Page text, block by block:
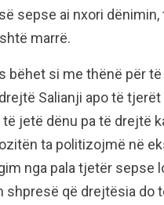
sepse ai nxori
marrë.
bëhet si me thënë për
Salianji apo të
jetë dënu pa të drejtë
ta politizojmë në
nga pala tjetër sepse
që drejtësia do